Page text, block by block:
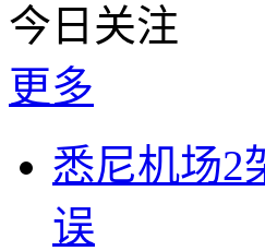
今日关注
更多
悉尼机场2
误